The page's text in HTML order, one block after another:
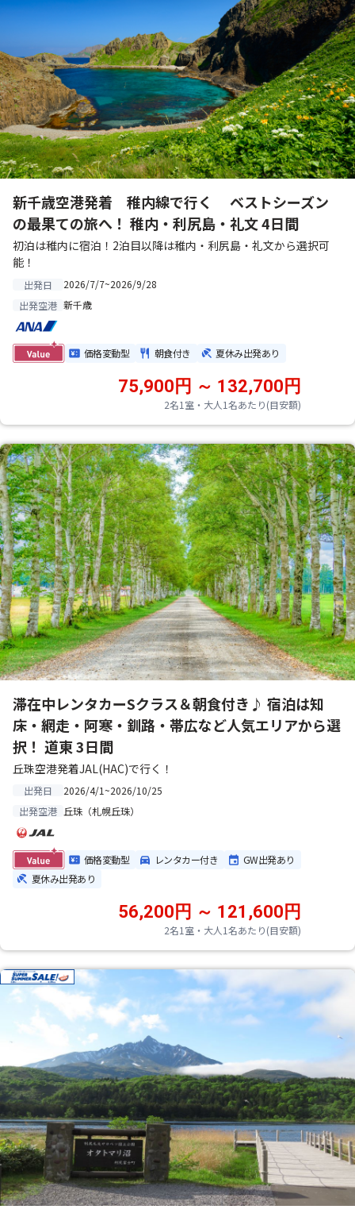
新千歳空港発着 稚内線で行く ベストシーズン
の最果ての旅へ！ 稚内・利尻島・礼文 4日間
初泊は稚内に宿泊！2泊目以降は稚内・利尻島・礼文から選択可
能！
出発日
2026/7/7~2026/9/28
出発空港 新千歳
価格変動型 朝食付き 夏休み出発あり
2名1室・大人1名あたり(目安額)
75,900円 ～ 132,700円
滞在中レンタカーSクラス＆朝食付き♪ 宿泊は知
床・網走・阿寒・釧路・帯広など人気エリアから選
択！ 道東 3日間
丘珠空港発着JAL(HAC)で行く！
出発日
2026/4/1~2026/10/25
出発空港 丘珠（札幌丘珠）
価格変動型 レンタカー付き
GW出発あり
夏休み出発あり
2名1室・大人1名あたり(目安額)
56,200円 ～ 121,600円